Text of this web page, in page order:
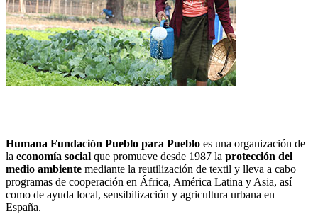
Humana Fundación Pueblo para Pueblo es una organización de
la economía social que promueve desde 1987 la protección del
medio ambiente mediante la reutilización de textil y lleva a cabo
programas de cooperación en África, América Latina y Asia, así
como de ayuda local, sensibilización y agricultura urbana en
España.